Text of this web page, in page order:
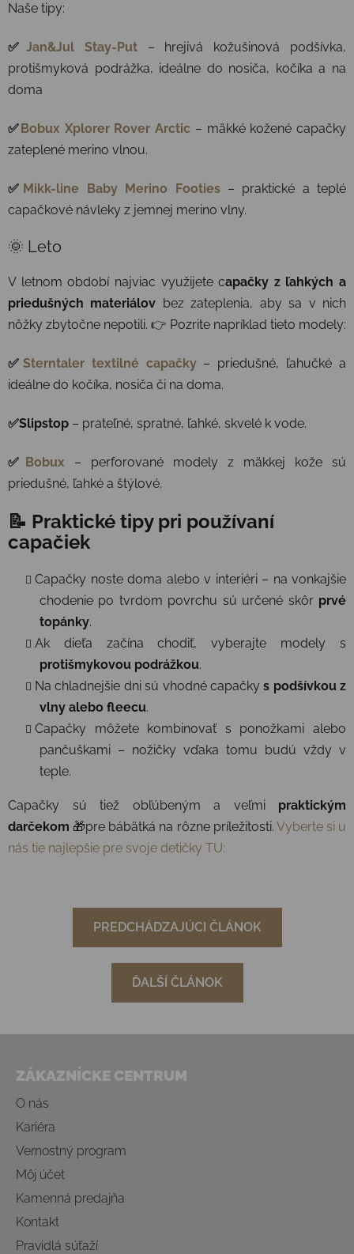
Naše tipy:
✅ Jan&Jul Stay-Put–
hrejivá kožušinová podšívka,
protišmyková podrážka, ideálne do nosiča, kočíka a na
doma
✅Bobux Xplorer Rover Arctic – mäkké kožené capačky
zateplené merino vlnou.
✅ Mikk-line Baby Merino Footies– praktické a teplé
capačkové návleky z jemnej merino vlny.
🌞 Leto
V letnom období najviac využijete capačky z ľahkých a
priedušných materiálov bez zateplenia, aby sa v nich
nôžky zbytočne nepotili. 👉 Pozrite napríklad tieto modely:
✅ Sterntaler textilné capačky– priedušné, ľahučké a
ideálne do kočíka, nosiča či na doma.
✅Slipstop – prateľné, spratné, ľahké, skvelé k vode.
✅ Bobux – perforované modely z mäkkej kože sú
priedušné, ľahké a štýlové.
📝 Praktické tipy pri používaní
capačiek
Capačky noste doma alebo v interiéri – na vonkajšie
chodenie po tvrdom povrchu sú určené skôr prvé
topánky.
Ak dieťa začína chodiť, vyberajte modely s
protišmykovou podrážkou.
Na chladnejšie dni sú vhodné capačkys podšívkou z
vlny alebo fleecu.
Capačky môžete kombinovať s ponožkami alebo
pančuškami – nožičky vďaka tomu budú vždy v
teple.
Capačky sú tiež obľúbeným a veľmi praktickým
darčekom 🎁pre bábätká na rôzne príležitosti. Vyberte si u
nás tie najlepšie pre svoje detičky TU:
PREDCHÁDZAJÚCI ČLÁNOK
ĎALŠÍ ČLÁNOK
ZÁKAZNÍCKE CENTRUM
O nás
Kariéra
Vernostný program
Môj účet
Kamenná predajňa
Kontakt
Pravidlá súťaží